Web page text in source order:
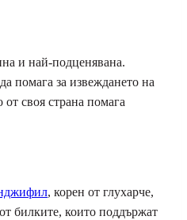
и най-подценявана.
помага за извеждането на
от своя страна помага
, корен от глухарче,
билките, които поддържат